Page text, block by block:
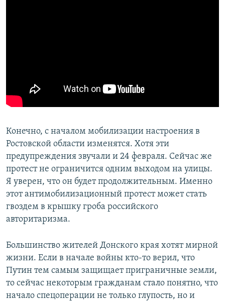
Конечно, с началом мобилизации настроения в
Ростовской области изменятся. Хотя эти
предупреждения звучали и 24 февраля. Сейчас же
протест не ограничится одним выходом на улицы.
Я уверен, что он будет продолжительным. Именно
этот антимобилизационный протест может стать
гвоздем в крышку гроба российского
авторитаризма.
Большинство жителей Донского края хотят мирной
жизни. Если в начале войны кто-то верил, что
Путин тем самым защищает приграничные земли,
то сейчас некоторым гражданам стало понятно, что
начало спецоперации не только глупость, но и